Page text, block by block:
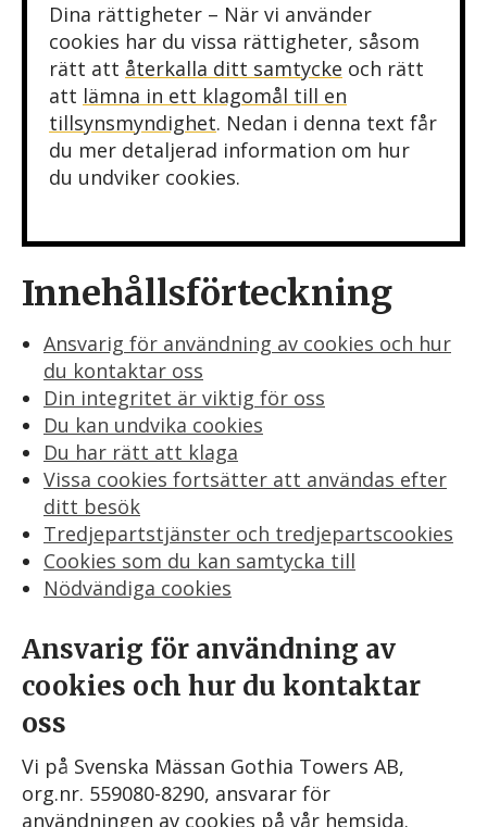
Dina rättigheter – När vi använder
cookies har du vissa rättigheter, såsom
rätt att återkalla ditt samtycke och rätt
att lämna in ett klagomål till en
tillsynsmyndighet. Nedan i denna text får
du mer detaljerad information om hur
du undviker cookies.
Innehållsförteckning
Ansvarig för användning av cookies och hur
du kontaktar oss
Din integritet är viktig för oss
Du kan undvika cookies
Du har rätt att klaga
Vissa cookies fortsätter att användas efter
ditt besök
Tredjepartstjänster och tredjepartscookies
Cookies som du kan samtycka till
Nödvändiga cookies
Ansvarig för användning av
cookies och hur du kontaktar
oss
Vi på Svenska Mässan Gothia Towers AB,
org.nr. 559080-8290, ansvarar för
användningen av cookies på vår hemsida.